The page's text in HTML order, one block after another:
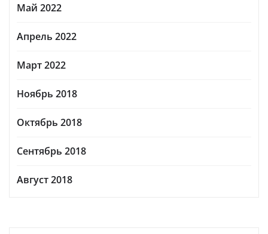
Май 2022
Апрель 2022
Март 2022
Ноябрь 2018
Октябрь 2018
Сентябрь 2018
Август 2018